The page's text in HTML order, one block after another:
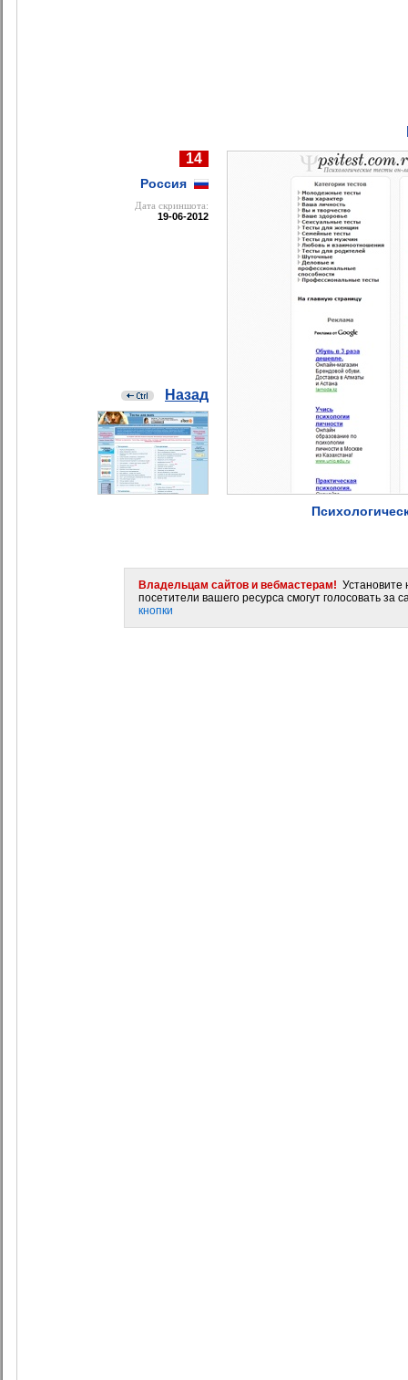
14
Россия
Дата cкриншота:
19-06-2012
Назад
Владельцам сайтов и вебмастерам! Установите
посетители вашего ресурса смогут голосовать за
кнопки